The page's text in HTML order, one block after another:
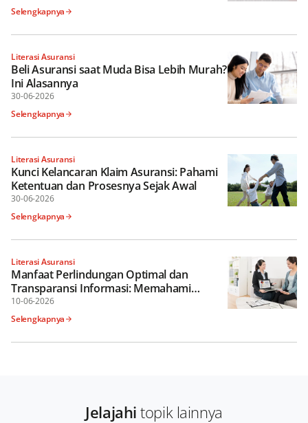
Selengkapnya
Literasi Asuransi
Beli Asuransi saat Muda Bisa Lebih Murah?
Ini Alasannya
30-06-2026
Selengkapnya
Literasi Asuransi
Kunci Kelancaran Klaim Asuransi: Pahami
Ketentuan dan Prosesnya Sejak Awal
30-06-2026
Selengkapnya
Literasi Asuransi
Manfaat Perlindungan Optimal dan
Transparansi Informasi: Memahami
Penyesuaian Pada Dokumen Asuransi Jiwa
10-06-2026
Selengkapnya
Jelajahitopik lainnya